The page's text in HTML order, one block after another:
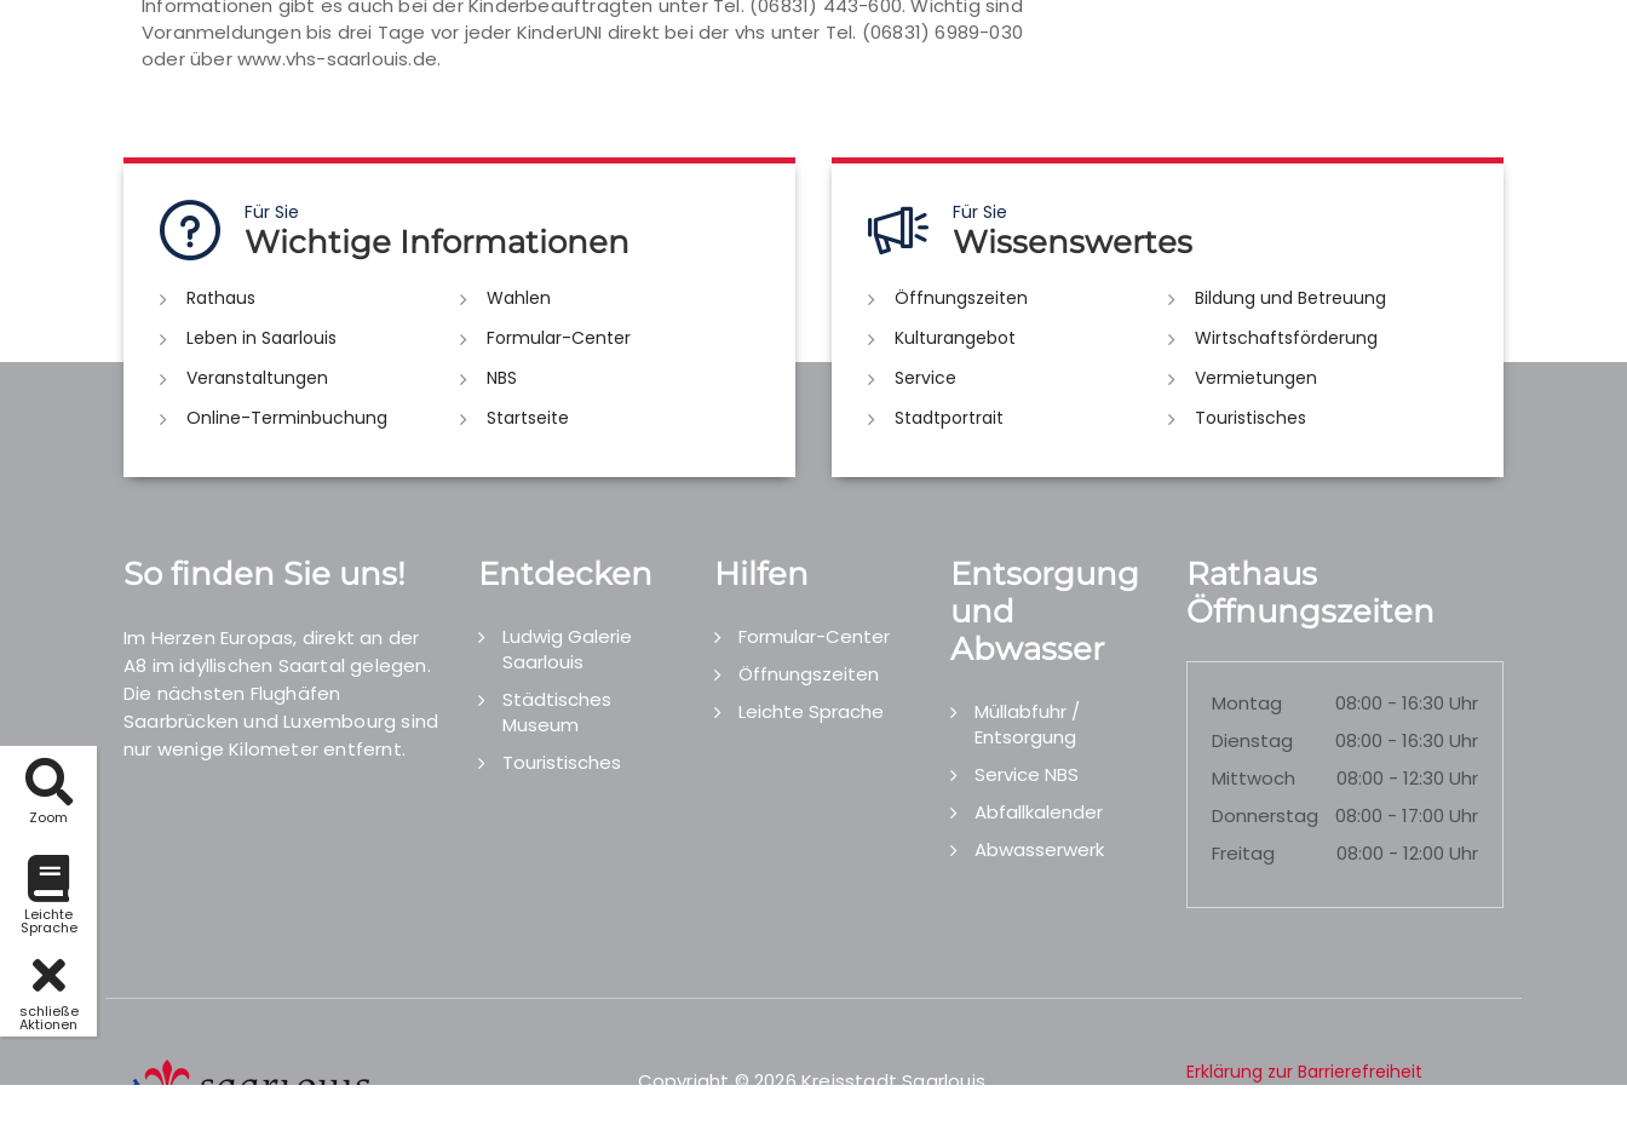
Zoom
Leichte
Sprache
schließe
Aktionen
Informationen gibt es auch bei der Kinderbeauftragten unter Tel. (06831) 443-600. Wichtig sind
Voranmeldungen bis drei Tage vor jeder KinderUNI direkt bei der vhs unter Tel. (06831) 6989-030
oder über www.vhs-saarlouis.de.
Für Sie
Wichtige Informationen
Rathaus
Wahlen
Leben in Saarlouis
Formular-Center
Veranstaltungen
NBS
Online-Terminbuchung
Startseite
Für Sie
Wissenswertes
Öffnungszeiten
Bildung und Betreuung
Kulturangebot
Wirtschaftsförderung
Service
Vermietungen
Stadtportrait
Touristisches
So finden Sie uns!
Im Herzen Europas, direkt an der
A8 im idyllischen Saartal gelegen.
Die nächsten Flughäfen
Saarbrücken und Luxembourg sind
nur wenige Kilometer entfernt.
Entdecken
Ludwig Galerie
Saarlouis
Städtisches
Museum
Touristisches
Hilfen
Formular-Center
Öffnungszeiten
Leichte Sprache
Entsorgung
und
Abwasser
Müllabfuhr /
Entsorgung
Service NBS
Abfallkalender
Abwasserwerk
Rathaus
Öffnungszeiten
Montag
08:00 - 16:30 Uhr
Dienstag
08:00 - 16:30 Uhr
Mittwoch
08:00 - 12:30 Uhr
Donnerstag
08:00 - 17:00 Uhr
Freitag
08:00 - 12:00 Uhr
Copyright © 2026 Kreisstadt Saarlouis.
Erklärung zur Barrierefreiheit